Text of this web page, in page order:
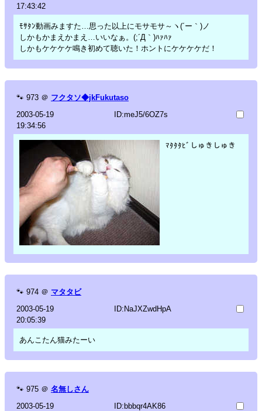
17:43:42
ﾓｻﾀﾝ動画みますた…思った以上にモサモサ～ヽ(´ー｀)ノ
しかもかまえかまえ…いいなぁ。(;´Д｀)ﾊｧﾊｧ
しかもケケケケ鳴き初めて聴いた！ホントにケケケケだ！
🐾 973 ＠ フクタソ◆jkFukutaso
2003-05-19
19:34:56
ID:meJ5/6OZ7s
ﾏﾀﾀﾀﾋﾞしゅきしゅき
🐾 974 ＠ マタタビ
2003-05-19
20:05:39
ID:NaJXZwdHpA
あんこたん猫みたーい
🐾 975 ＠ 名無しさん
2003-05-19
ID:bbbqr4AK86